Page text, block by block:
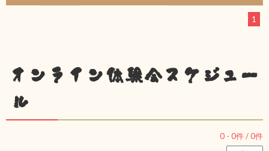
1
オンライン体験会スケジュー
ル
0 - 0件 /0件